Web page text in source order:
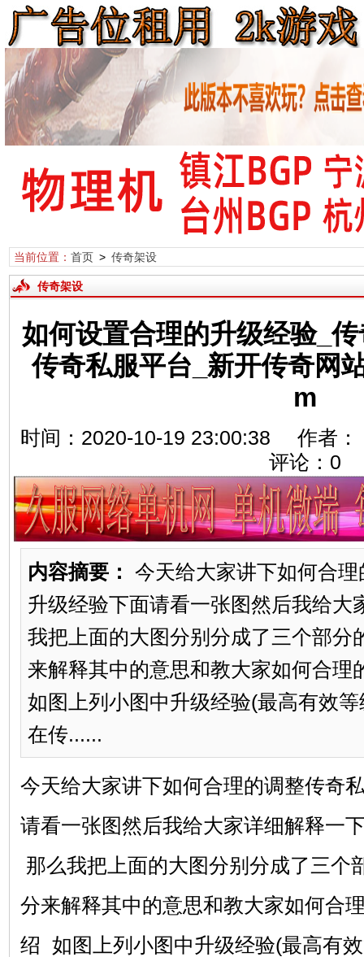
当前位置： 首页 > 传奇架设
传奇架设
如何设置合理的升级经验_
传奇私服平台_新开传奇网
m
时间：2020-10-19 23:00:38 作
评论： 0
内容摘要：
今天给大家讲下如何合
升级经验下面请看一张图然后我给大
我把上面的大图分别分成了三个部分
来解释其中的意思和教大家如何合理
如图上列小图中升级经验(最高有效
在传......
今天给大家讲下如何合理的调整传奇
请看一张图然后我给大家详细解释一
那么我把上面的大图分别分成了三个
分来解释其中的意思和教大家如何合
绍 如图上列小图中升级经验(最高有